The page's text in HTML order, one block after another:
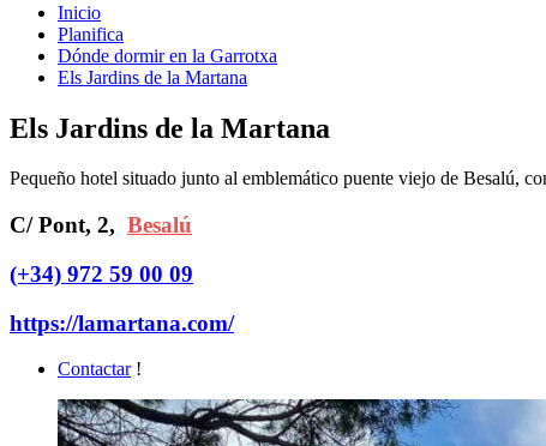
Inicio
Planifica
Dónde dormir en la Garrotxa
Els Jardins de la Martana
Els Jardins de la Martana
Pequeño hotel situado junto al emblemático puente viejo de Besalú,
C/ Pont, 2, Besalú
(+34) 972 59 00 09
https://lamartana.com/
Contactar !